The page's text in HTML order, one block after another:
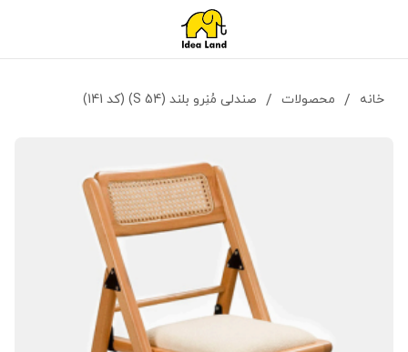
خانه / محصولات / صندلی مُنِرو بلند (S 54) (کد 141)